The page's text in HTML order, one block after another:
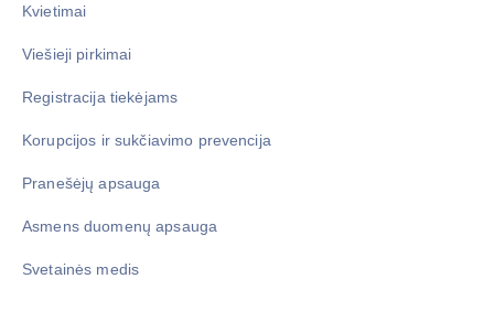
Kvietimai
Viešieji pirkimai
Registracija tiekėjams
Korupcijos ir sukčiavimo prevencija
Pranešėjų apsauga
Asmens duomenų apsauga
Svetainės medis